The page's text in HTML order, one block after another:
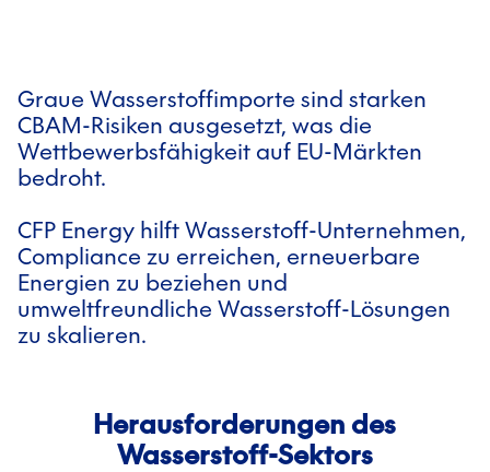
Graue Wasserstoffimporte sind starken
CBAM-Risiken ausgesetzt, was die
Wettbewerbsfähigkeit auf EU-Märkten
bedroht.
CFP Energy hilft Wasserstoff-Unternehmen,
Compliance zu erreichen, erneuerbare
Energien zu beziehen und
umweltfreundliche Wasserstoff-Lösungen
zu skalieren.
Herausforderungen des
Wasserstoff-Sektors